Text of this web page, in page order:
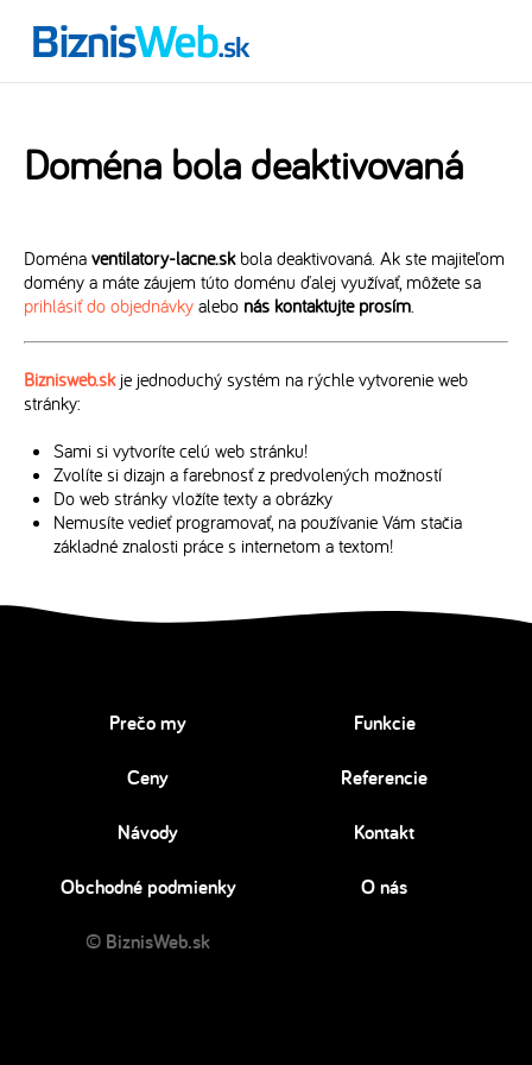
Doména bola deaktivovaná
Doména ventilatory-lacne.skbola deaktivovaná. Ak ste majiteľom
domény a máte záujem túto doménu ďalej využívať, môžete sa
prihlásiť do objednávky alebo nás kontaktujte prosím.
Biznisweb.skje jednoduchý systém na rýchle vytvorenie web
stránky:
Sami si vytvoríte celú web stránku!
Zvolíte si dizajn a farebnosť z predvolených možností
Do web stránky vložíte texty a obrázky
Nemusíte vedieť programovať, na používanie Vám stačia
základné znalosti práce s internetom a textom!
Prečo my Funkcie
Ceny Referencie
Návody Kontakt
Obchodné podmienky O nás
© BiznisWeb.sk